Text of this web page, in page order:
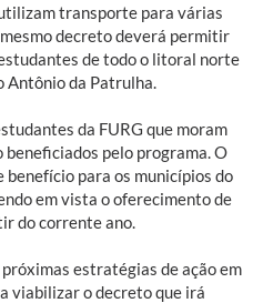
transporte para várias
decreto deverá permitir
de todo o litoral norte
Antônio da Patrulha.
da FURG que moram
pelo programa. O
para os municípios do
em vista o oferecimento de
do corrente ano.
estratégias de ação em
viabilizar o decreto que irá